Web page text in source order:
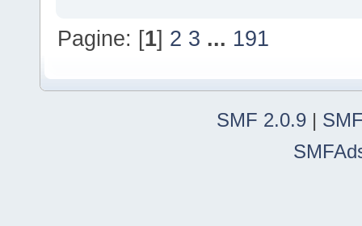
Pagine: [1] 2 3 ... 191
SMF 2.0.9|